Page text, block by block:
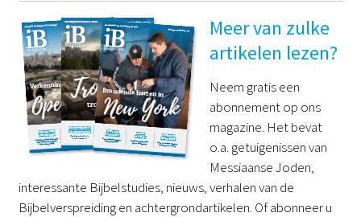
Meer van zulke
artikelen lezen?
Neem gratis een
abonnement op ons
magazine. Het bevat
o.a. getuigenissen van
Messiaanse Joden,
interessante Bijbelstudies, nieuws, verhalen van de
Bijbelverspreiding en achtergrondartikelen. Of abonneer u